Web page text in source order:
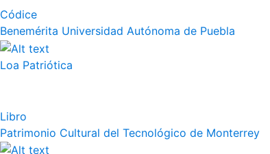
Códice
Benemérita Universidad Autónoma de Puebla
Loa Patriótica
Libro
Patrimonio Cultural del Tecnológico de Monterrey